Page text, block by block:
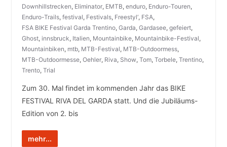
Downhillstrecken, Eliminator, EMTB, enduro, Enduro-Touren,
Enduro-Trails, festival, Festivals, Freestyl‘, FSA,
FSA BIKE Festival Garda Trentino, Garda, Gardasee, gefeiert,
Ghost, innsbruck, Italien, Mountainbike, Mountainbike-Festival,
Mountainbiken, mtb, MTB-Festival, MTB-Outdoormess,
MTB-Outdoormesse, Oehler, Riva, Show, Tom, Torbele, Trentino,
Trento, Trial
Zum 30. Mal findet im kommenden Jahr das BIKE
FESTIVAL RIVA DEL GARDA statt. Und die Jubiläums-
Edition von 2. bis
mehr...